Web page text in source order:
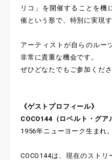
リコ」を開催することを機
催という形で、特別に実現す
アーティストが自らのルー
非常に貴重な機会です。
ぜひどなたでもご参加くださ
《ゲストプロフィール》
COCO144（ロベルト・グア
1956年ニューヨーク生まれ。
COCO144は、現在のスト